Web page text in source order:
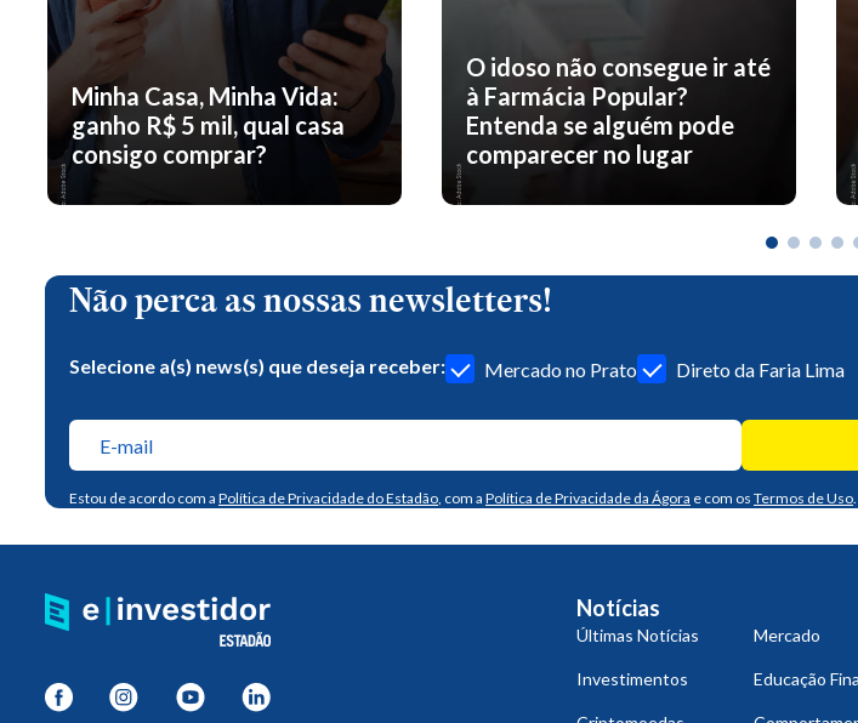
Minha Casa, Minha Vida:
ganho R$ 5 mil, qual casa
consigo comprar?
O idoso não consegue ir até
à Farmácia Popular?
Entenda se alguém pode
comparecer no lugar
Não perca as nossas newsletters!
Selecione a(s) news(s) que deseja receber: Mercado no Prato Direto da Faria Lima
Estou de acordo com a Política de Privacidade do Estadão, com a Política de Privacidade da Ágora e com os Termos de Uso.
Notícias
Últimas Notícias Mercado
Investimentos Educação